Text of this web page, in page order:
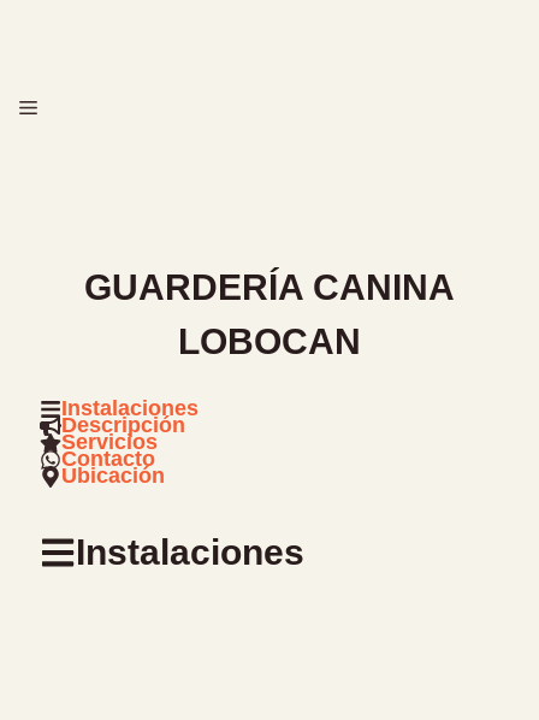
MENÚ
GUARDERÍA CANINA
LOBOCAN
Instalaciones
Descripción
Servicios
Contacto
Ubicación
Instalaciones